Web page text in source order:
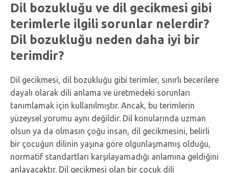
Dil bozukluğu ve dil gecikmesi gibi
terimlerle ilgili sorunlar nelerdir?
Dil bozukluğu neden daha iyi bir
terimdir?
Dil gecikmesi, dil bozukluğu gibi terimler, sınırlı becerilere
dayalı olarak dili anlama ve üretmedeki sorunları
tanımlamak için kullanılmıştır. Ancak, bu terimlerin
yüzeysel yorumu aynı değildir. Dil konularında uzman
olsun ya da olmasın çoğu insan, dil gecikmesini, belirli
bir çocuğun dilinin yaşına göre olgunlaşmamış olduğu,
normatif standartları karşılayamadığı anlamına geldiğini
anlayacaktır. Dil gecikmesi olan bir çocuk dili